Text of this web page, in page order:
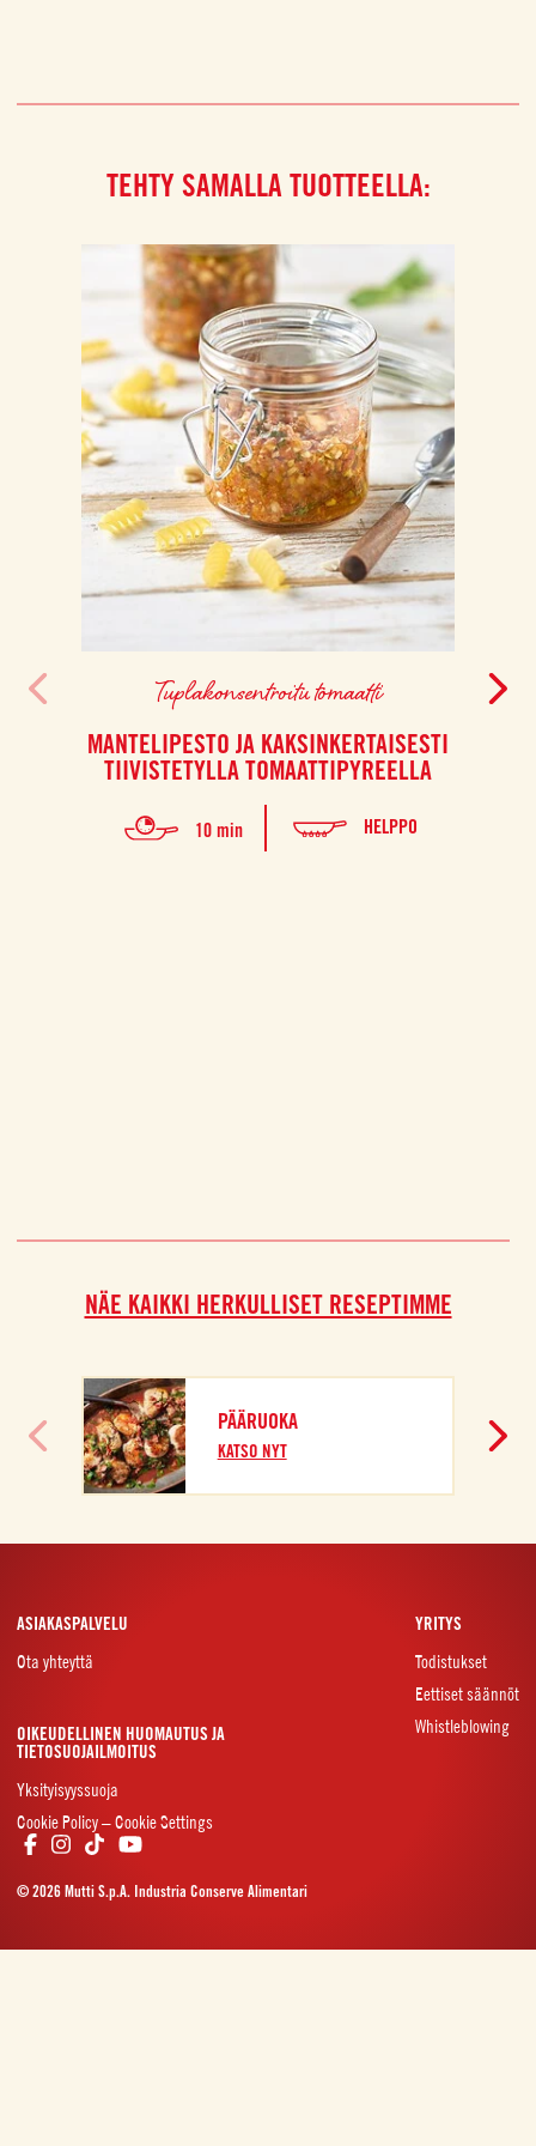
TEHTY SAMALLA TUOTTEELLA:
Tuplakonsentroitu tomaatti
MANTELIPESTO JA KAKSINKERTAISESTI
TIIVISTETYLLA TOMAATTIPYREELLA
10 min HELPPO
NÄE KAIKKI HERKULLISET RESEPTIMME
PÄÄRUOKA
KATSO NYT
ASIAKASPALVELU
Ota yhteyttä
YRITYS
Todistukset
Eettiset säännöt
Whistleblowing
OIKEUDELLINEN HUOMAUTUS JA
TIETOSUOJAILMOITUS
Yksityisyyssuoja
Cookie Policy – Cookie Settings
© 2026 Mutti S.p.A. Industria Conserve Alimentari